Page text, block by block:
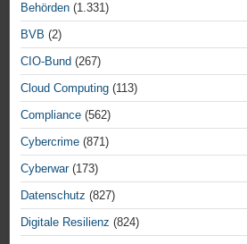
Behörden (1.331)
BVB (2)
CIO-Bund (267)
Cloud Computing (113)
Compliance (562)
Cybercrime (871)
Cyberwar(173)
Datenschutz (827)
Digitale Resilienz (824)